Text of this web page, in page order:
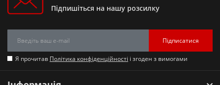
Підпишіться на нашу розсилку
Підписатися
Я прочитав Політика конфіденційності і згоден з вимогами